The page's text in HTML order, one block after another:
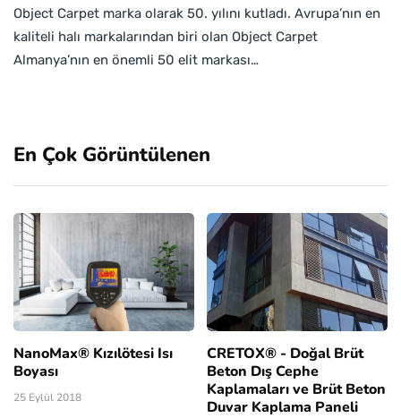
Object Carpet marka olarak 50. yılını kutladı. Avrupa’nın en
kaliteli halı markalarından biri olan Object Carpet
Almanya’nın en önemli 50 elit markası…
En Çok Görüntülenen
NanoMax® Kızılötesi Isı
Boyası
25 Eylül 2018
CRETOX® - Doğal Brüt
Beton Dış Cephe
Kaplamaları ve Brüt Beton
Duvar Kaplama Paneli